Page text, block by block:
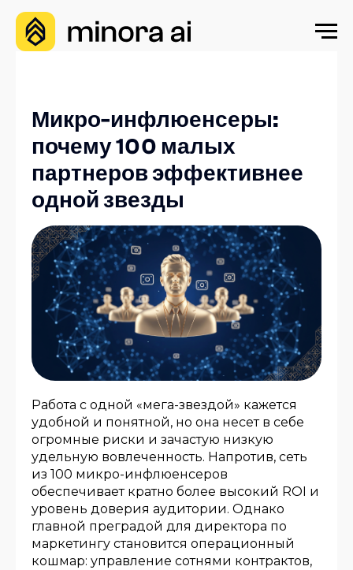
Микро-инфлюенсеры:
почему 100 малых
партнеров эффективнее
одной звезды
Работа с одной «мега-звездой» кажется
удобной и понятной, но она несет в себе
огромные риски и зачастую низкую
удельную вовлеченность. Напротив, сеть
из 100 микро-инфлюенсеров
обеспечивает кратно более высокий ROI и
уровень доверия аудитории. Однако
главной преградой для директора по
маркетингу становится операционный
кошмар: управление сотнями контрактов,